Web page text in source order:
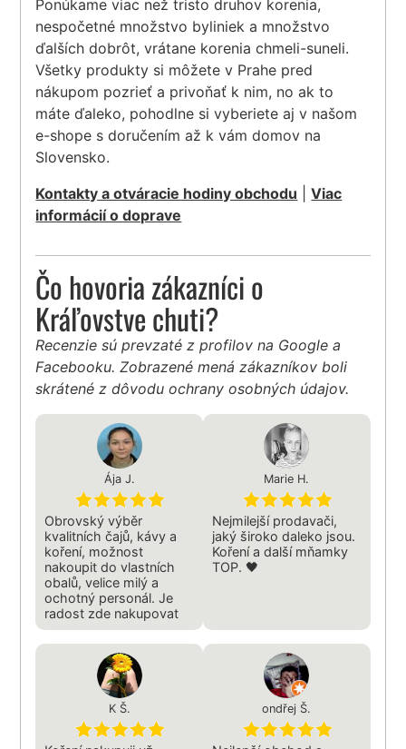
Ponúkame viac než tristo druhov korenia,
nespočetné množstvo byliniek a množstvo
ďalších dobrôt, vrátane korenia chmeli-suneli.
Všetky produkty si môžete v Prahe pred
nákupom pozrieť a privoňať k nim, no ak to
máte ďaleko, pohodlne si vyberiete aj v našom
e-shope s doručením až k vám domov na
Slovensko.
Kontakty a otváracie hodiny obchodu |Viac
informácií o doprave
Čo hovoria zákazníci o
Kráľovstve chuti?
Recenzie sú prevzaté z profilov na Google a
Facebooku. Zobrazené mená zákazníkov boli
skrátené z dôvodu ochrany osobných údajov.
Ája J.
Obrovský výběr
kvalitních čajů, kávy a
koření, možnost
nakoupit do vlastních
obalů, velice milý a
ochotný personál. Je
radost zde nakupovat
Marie H.
Nejmilejší prodavači,
jaký široko daleko jsou.
Koření a další mňamky
TOP. 🖤
K Š. ondřej Š.